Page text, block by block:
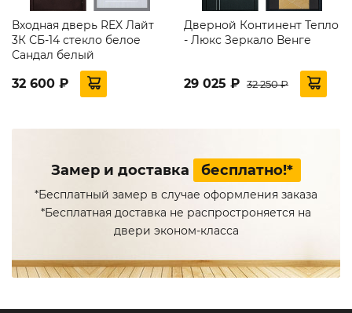
Входная дверь REX Лайт
3К СБ-14 стекло белое
Сандал белый
32 600 ₽
Дверной Континент Тепло
- Люкс Зеркало Венге
29 025 ₽ 32 250 ₽
Замер и доставка бесплатно!*
*Бесплатный замер в случае оформления заказа
*Бесплатная доставка не распростроняется на
двери эконом-класса